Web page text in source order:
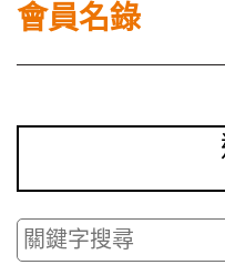
會員名錄